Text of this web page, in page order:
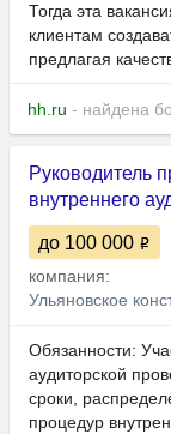
Тогда эта
клиентам
предлагая
hh.ru - найдена
Руководитель
внутреннего
до 100 000
компания:
Ульяновское
Обязанности:
аудиторской
сроки,
процедур